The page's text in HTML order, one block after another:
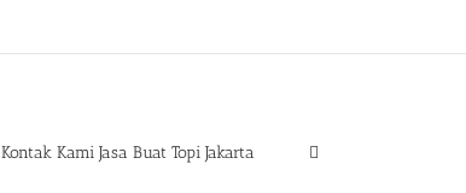
Kontak Kami Jasa Buat Topi Jakarta